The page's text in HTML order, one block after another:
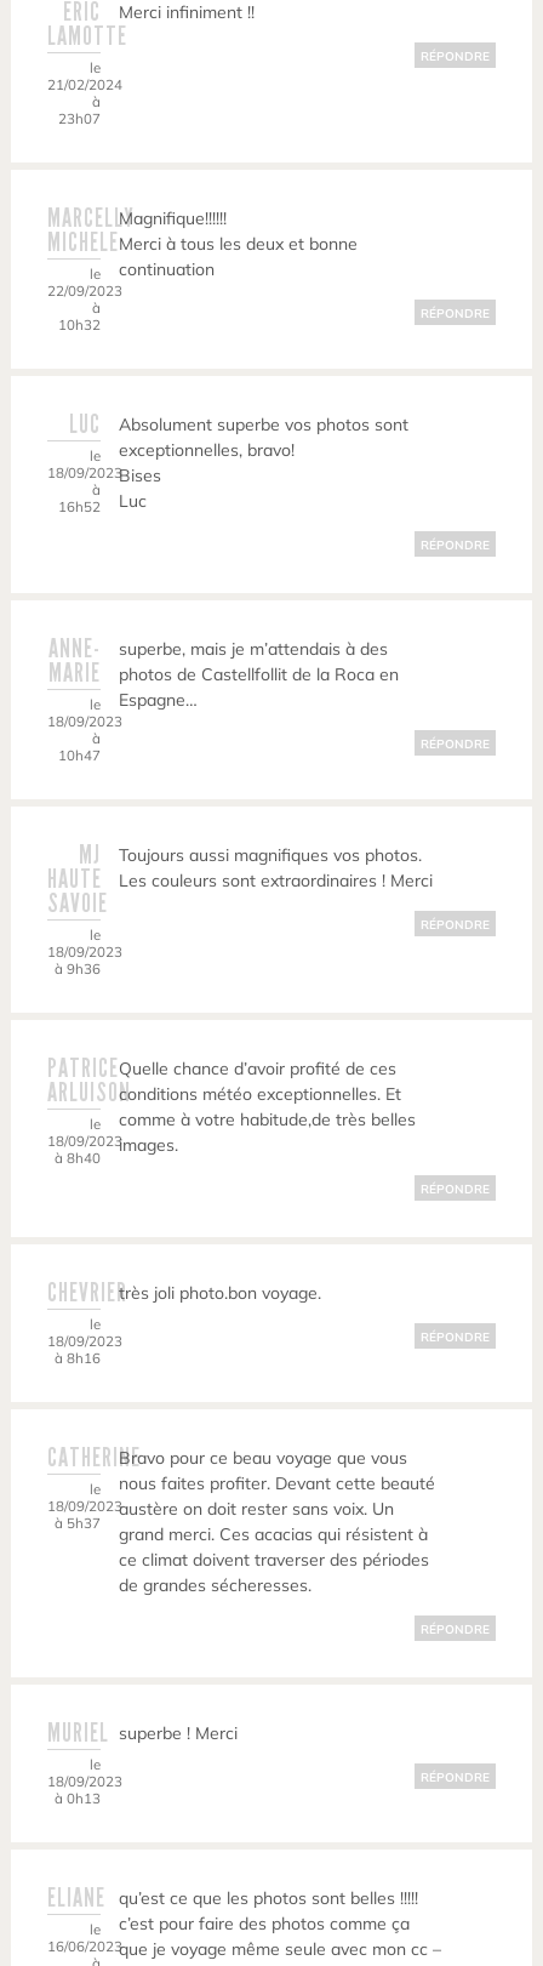
ERIC
LAMOTTE
le
21/02/2024
à
23h07
Merci infiniment !!
RÉPONDRE
MARCELLY
MICHELE
le
22/09/2023
à
10h32
Magnifique!!!!!!
Merci à tous les deux et bonne
continuation
RÉPONDRE
LUC
le
18/09/2023
à
16h52
Absolument superbe vos photos sont
exceptionnelles, bravo!
Bises
Luc
RÉPONDRE
ANNE-
MARIE
le
18/09/2023
à
10h47
superbe, mais je m’attendais à des
photos de Castellfollit de la Roca en
Espagne…
RÉPONDRE
MJ
HAUTE
SAVOIE
le
18/09/2023
à 9h36
Toujours aussi magnifiques vos photos.
Les couleurs sont extraordinaires ! Merci
RÉPONDRE
PATRICE
ARLUISON
le
18/09/2023
à 8h40
Quelle chance d’avoir profité de ces
conditions météo exceptionnelles. Et
comme à votre habitude,de très belles
images.
RÉPONDRE
CHEVRIER
le
18/09/2023
à 8h16
très joli photo.bon voyage.
RÉPONDRE
CATHERINE
le
18/09/2023
à 5h37
Bravo pour ce beau voyage que vous
nous faites profiter. Devant cette beauté
austère on doit rester sans voix. Un
grand merci. Ces acacias qui résistent à
ce climat doivent traverser des périodes
de grandes sécheresses.
RÉPONDRE
MURIEL
le
18/09/2023
à 0h13
superbe ! Merci
RÉPONDRE
ELIANE
le
16/06/2023
qu’est ce que les photos sont belles !!!!!
c’est pour faire des photos comme ça
que je voyage même seule avec mon cc –